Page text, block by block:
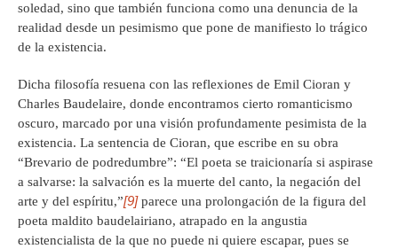
soledad, sino que también funciona como una denuncia de la
realidad desde un pesimismo que pone de manifiesto lo trágico
de la existencia.
Dicha filosofía resuena con las reflexiones de Emil Cioran y
Charles Baudelaire, donde encontramos cierto romanticismo
oscuro, marcado por una visión profundamente pesimista de la
existencia. La sentencia de Cioran, que escribe en su obra
“Brevario de podredumbre”: “El poeta se traicionaría si aspirase
a salvarse: la salvación es la muerte del canto, la negación del
arte y del espíritu,”[9]parece una prolongación de la figura del
poeta maldito baudelairiano, atrapado en la angustia
existencialista de la que no puede ni quiere escapar, pues se